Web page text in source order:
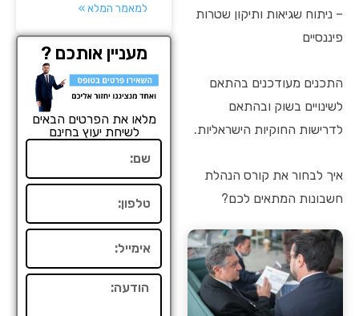
– ניתוח שגיאות ותיקון שטרות
פיננסיים
התכנים מעודכנים בהתאם
לשינויים בשוק ובהתאם
לדרישות החוקיות הישראליות.
איך לבחור את קורס הנהלת
חשבונות המתאים לכם?
למאמר המלא »
מעניין אותכם ?
מלאו את הפרטים הבאים
לשיחת יעוץ בחינם
הודעה